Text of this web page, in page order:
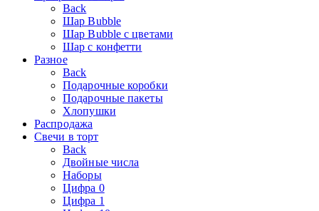
Back
Шар Bubble
Шар Bubble с цветами
Шар с конфетти
Разное
Back
Подарочные коробки
Подарочные пакеты
Хлопушки
Распродажа
Свечи в торт
Back
Двойные числа
Наборы
Цифра 0
Цифра 1